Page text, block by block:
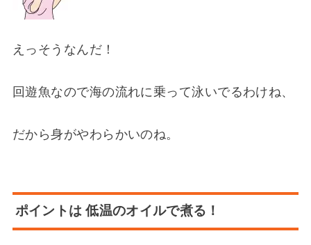
えっそうなんだ！
回遊魚なので海の流れに乗って泳いでるわけね、
だから身がやわらかいのね。
ポイントは 低温のオイルで煮る！